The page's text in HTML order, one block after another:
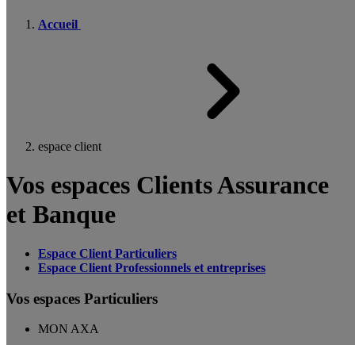
Accueil
espace client
Vos espaces Clients Assurance
et Banque
Espace Client Particuliers
Espace Client Professionnels et entreprises
Vos espaces Particuliers
MON AXA